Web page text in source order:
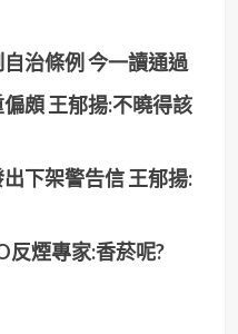
治條例 今一讀通過
頗 王郁揚:不曉得該
下架警告信 王郁揚:
反煙專家:香菸呢?